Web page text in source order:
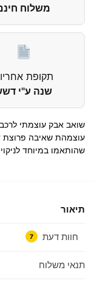
משלוח
תקופת
שנה ע"י
עוצמהת שאיבה פרוצת
שהותאמו במיוחד
תיאור
חוות דעת 7
תנאי משלוח